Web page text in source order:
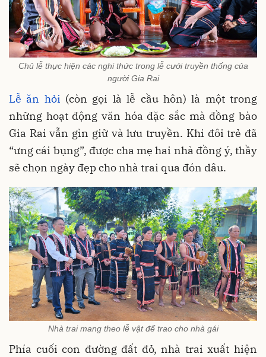
Chủ lễ thực hiện các nghi thức trong lễ cưới truyền thống của
người Gia Rai
Lễ ăn hỏi (còn gọi là lễ cầu hôn) là một trong
những hoạt động văn hóa đặc sắc mà đồng bào
Gia Rai vẫn gìn giữ và lưu truyền. Khi đôi trẻ đã
“ưng cái bụng”, được cha mẹ hai nhà đồng ý, thầy
sẽ chọn ngày đẹp cho nhà trai qua đón dâu.
Nhà trai mang theo lễ vật để trao cho nhà gái
Phía cuối con đường đất đỏ, nhà trai xuất hiện